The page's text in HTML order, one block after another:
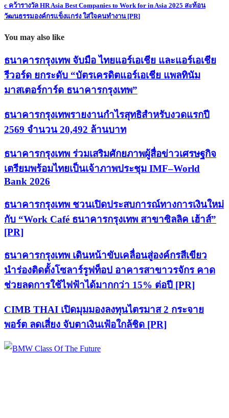
c คว้ารางวัล HR Asia Best Companies to Work for in Asia 2025 สะท้อน
วัฒนธรรมองค์กรแข็งแกร่ง ใส่ใจคนทำงาน [PR]
You may also like
ธนาคารกรุงเทพ จับมือ ไทยแอร์เอเชีย และแอร์เอเชีย
รีวอร์ด ยกระดับ “บัตรเครดิตแอร์เอเชีย แพลทินัม
มาสเตอร์การ์ด ธนาคารกรุงเทพ”
ธนาคารกรุงเทพรายงานกำไรสุทธิสำหรับงวดแรกปี
2569 จำนวน 20,492 ล้านบาท
ธนาคารกรุงเทพ ร่วมเสริมศักยภาพผู้สื่อข่าวเศรษฐกิจ
เตรียมพร้อมไทยเป็นเจ้าภาพประชุม IMF–World
Bank 2026
ธนาคารกรุงเทพ ชวนเปิดประสบการณ์ทางการเงินใหม่
กับ “Work Café ธนาคารกรุงเทพ สาขาซิลลิค เฮ้าส์”
[PR]
ธนาคารกรุงเทพ เดินหน้าขับเคลื่อนสู่องค์กรสีเขียว
นำร่องติดตั้งโซลาร์รูฟท็อป อาคารสาขาวรจักร คาด
ช่วยลดการใช้ไฟฟ้าได้มากกว่า 15% ต่อปี [PR]
CIMB THAI เปิดมุมมองลงทุนไตรมาส 2 กระจาย
พอร์ต ลดเสี่ยง จับตาเงินเฟ้อใกล้ชิด [PR]